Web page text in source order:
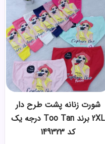
شورت زنانه پشت طرح دار
2XL برند Too Tan درجه یک
کد 149323